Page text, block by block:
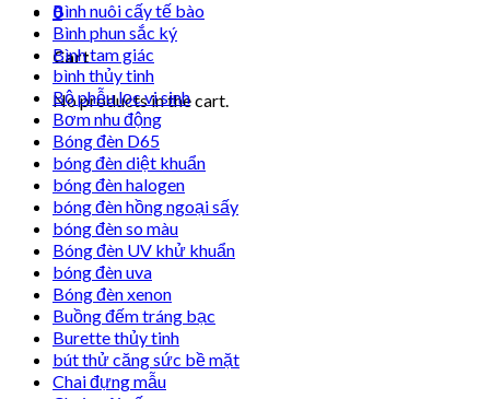
0
Cart
No products in the cart.
Bình nuôi cấy tế bào
Bình phun sắc ký
Bình tam giác
bình thủy tinh
Bộ phễu lọc vi sinh
Bơm nhu động
Bóng đèn D65
bóng đèn diệt khuẩn
bóng đèn halogen
bóng đèn hồng ngoại sấy
bóng đèn so màu
Bóng đèn UV khử khuẩn
bóng đèn uva
Bóng đèn xenon
Buồng đếm tráng bạc
Burette thủy tinh
bút thử căng sức bề mặt
Chai đựng mẫu